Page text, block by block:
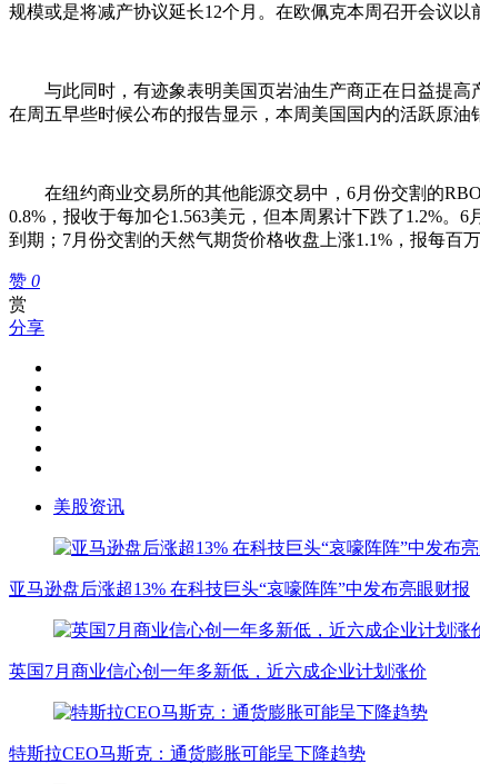
规模或是将减产协议延长12个月。在欧佩克本周召开会议
与此同时，有迹象表明美国页岩油生产商正在日益提高产
在周五早些时候公布的报告显示，本周美国国内的活跃原油
在纽约商业交易所的其他能源交易中，6月份交割的
0.8%，报收于每加仑1.563美元，但本周累计下跌了1.2%。
到期；7月份交割的天然气期货价格收盘上涨1.1%，报每百
赞 0
赏
分享
美股资讯
亚马逊盘后涨超13% 在科技巨头“哀嚎阵阵”中发布亮眼财报
英国7月商业信心创一年多新低，近六成企业计划涨价
特斯拉CEO马斯克：通货膨胀可能呈下降趋势